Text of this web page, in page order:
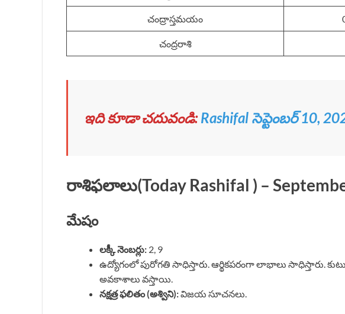
చంద్రాస్తమయం
చంద్రరాశి
ఇది కూడా చదువండి: Rashifal సెప్టెంబర్ 10,
రాశిఫలాలు(Today Rashifal ) –
మేషం
లక్కీ నెంబర్లు: 2, 9
ఉద్యోగంలో పురోగతి సాధిస్తారు. ఆర్థికపరంగా లాభాలు సాధిస్తారు.
అవకాశాలు వస్తాయి.
నక్షత్ర ఫలితం (అశ్విని):విజయ సూచనలు.